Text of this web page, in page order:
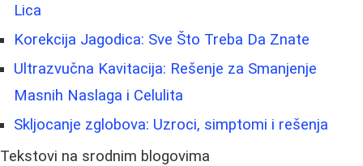
Lica
Korekcija Jagodica: Sve Što Treba Da Znate
Ultrazvučna Kavitacija: Rešenje za Smanjenje
Masnih Naslaga i Celulita
Skljocanje zglobova: Uzroci, simptomi i rešenja
Tekstovi na srodnim blogovima